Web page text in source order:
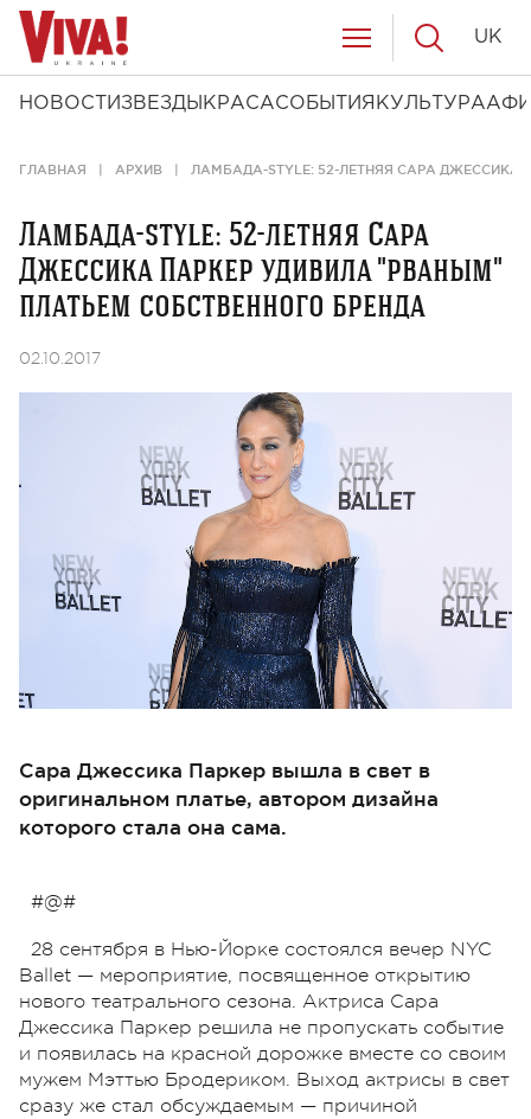
НОВОСТИ ЗВЕЗДЫ КРАСАСОБЫТИЯ КУЛЬТУРА
UK
ГЛАВНАЯ АРХИВ ЛАМБАДА-STYLE: 52-ЛЕТНЯЯ САРА
Ламбада-style: 52-летняя Сара
Джессика Паркер удивила "рваным"
платьем собственного бренда
02.10.2017
Сара Джессика Паркер вышла в свет в
оригинальном платье, автором дизайна
которого стала она сама.
#@#
28 сентября в Нью-Йорке состоялся вечер NYC
Ballet — мероприятие, посвященное открытию
нового театрального сезона. Актриса Сара
Джессика Паркер решила не пропускать событие
и появилась на красной дорожке вместе со своим
мужем Мэттью Бродериком. Выход актрисы в свет
сразу же стал обсуждаемым — причиной